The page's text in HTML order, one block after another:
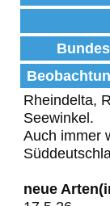
Rheindelta,
Seewinkel.
Auch immer
neue